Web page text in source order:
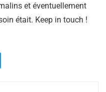
et éventuellement
était. Keep in touch !